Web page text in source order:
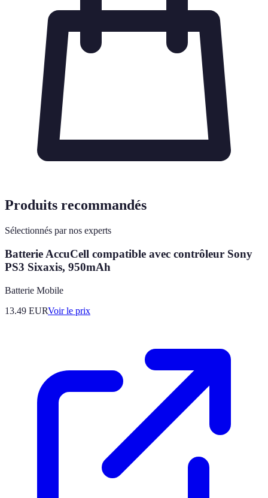
Produits recommandés
Sélectionnés par nos experts
Batterie AccuCell compatible avec contrôleur Sony
PS3 Sixaxis, 950mAh
Batterie Mobile
13.49 EURVoir le prix